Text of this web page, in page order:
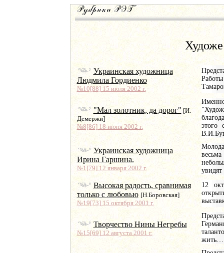
Украинская художница
Людмила Гордиенко
№10[88] 15 июля 2002 г.
"Мал золотник, да дорог" [И.
Демержи]
№8[86] 18 июня 2002 г.
этого
Украинская художница
Ирина Гаршина.
№1[79] 12 января 2002 г.
Высокая радость, сравнимая
только с любовью [Н.Боровская]
№19[73] 15 октября 2001 г.
12
Творчество Нины Негребы
№15[69] 12 августа 2001 г.
жить…